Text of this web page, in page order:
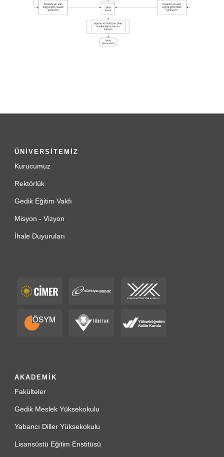
ÜNİVERSİTEMİZ
Kurucumuz
Rektörlük
Gedik Eğitim Vakfı
Misyon - Vizyon
İhale Duyuruları
AKADEMİK
Fakülteler
Gedik Meslek Yüksekokulu
Yabancı Diller Yüksekokulu
Lisansüstü Eğitim Enstitüsü